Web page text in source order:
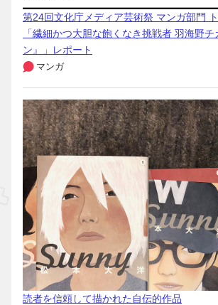
第24回文化庁メディア芸術祭 マンガ部門
「繊細かつ大胆な飽くなき挑戦者 羽海野
ン』」レポート
マンガ
読者を信頼して描かれた自伝的作品